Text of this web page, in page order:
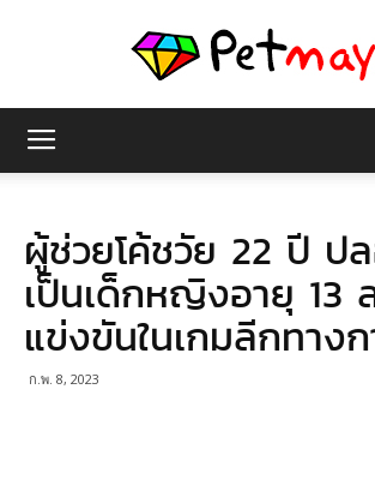
มายา
ผู้ช่วยโค้ชวัย 22 ปี ป
เป็นเด็กหญิงอายุ 13
แข่งขันในเกมลีกทาง
ก.พ. 8, 2023